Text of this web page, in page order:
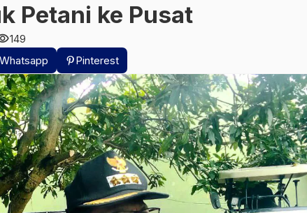
Petani ke Pusat
149
Whatsapp Pinterest